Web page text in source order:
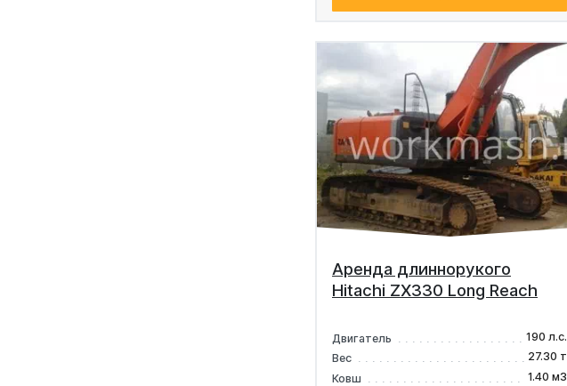
Аренда длиннорукого
Hitachi ZX330 Long Reach
Двигатель
190 л.с.
Вес
27.30 т
Ковш
1.40 м3